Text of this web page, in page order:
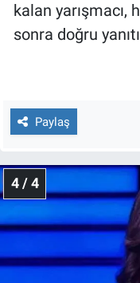
kalan yarışmacı,
sonra doğru
Paylaş
4 / 4